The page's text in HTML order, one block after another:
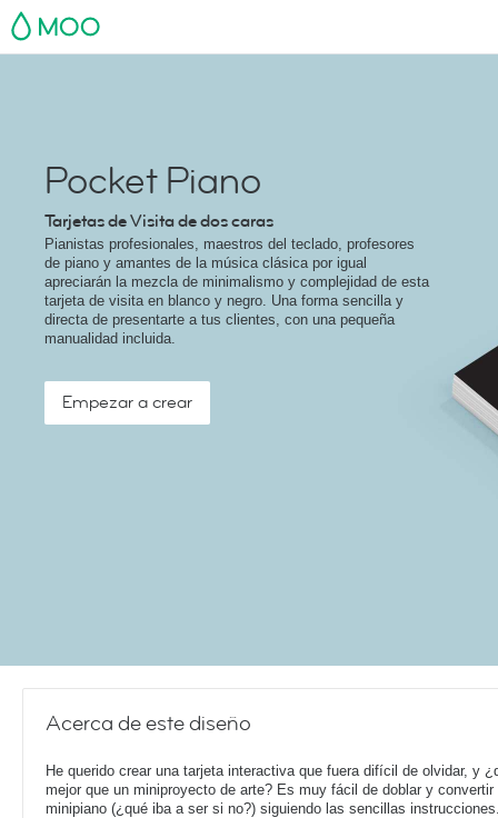
MOO
Pocket Piano
Tarjetas de Visita de dos caras
Pianistas profesionales, maestros del teclado, profesores
de piano y amantes de la música clásica por igual
apreciarán la mezcla de minimalismo y complejidad de esta
tarjeta de visita en blanco y negro. Una forma sencilla y
directa de presentarte a tus clientes, con una pequeña
manualidad incluida.
Empezar a crear
Acerca de este diseño
He querido crear una tarjeta interactiva que fuera difícil de olvidar, y
mejor que un miniproyecto de arte? Es muy fácil de doblar y convertir
minipiano (¿qué iba a ser si no?) siguiendo las sencillas